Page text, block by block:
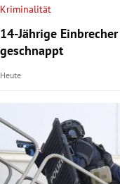
Kriminalität
14-Jährige
geschnappt
Heute